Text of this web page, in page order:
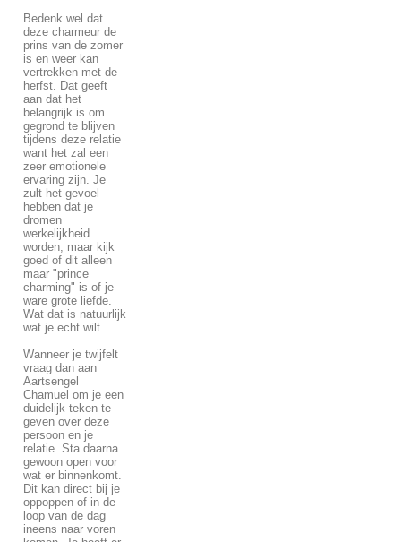
Bedenk wel dat
deze charmeur de
prins van de zomer
is en weer kan
vertrekken met de
herfst. Dat geeft
aan dat het
belangrijk is om
gegrond te blijven
tijdens deze relatie
want het zal een
zeer emotionele
ervaring zijn. Je
zult het gevoel
hebben dat je
dromen
werkelijkheid
worden, maar kijk
goed of dit alleen
maar "prince
charming" is of je
ware grote liefde.
Wat dat is natuurlijk
wat je echt wilt.
Wanneer je twijfelt
vraag dan aan
Aartsengel
Chamuel om je een
duidelijk teken te
geven over deze
persoon en je
relatie. Sta daarna
gewoon open voor
wat er binnenkomt.
Dit kan direct bij je
oppoppen of in de
loop van de dag
ineens naar voren